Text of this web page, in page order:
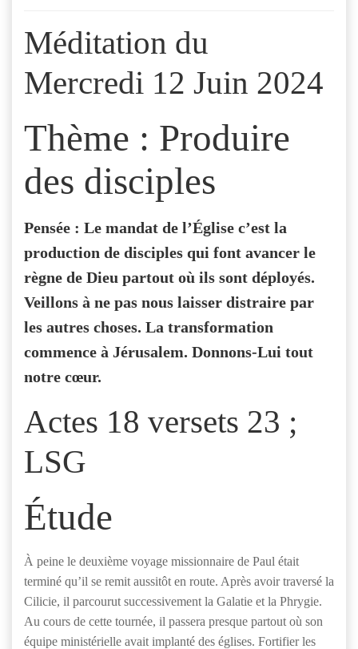
Méditation du
Mercredi 12 Juin 2024
Thème : Produire
des disciples
Pensée : Le mandat de l’Église c’est la
production de disciples qui font avancer le
règne de Dieu partout où ils sont déployés.
Veillons à ne pas nous laisser distraire par
les autres choses. La transformation
commence à Jérusalem. Donnons-Lui tout
notre cœur.
Actes 18 versets 23 ;
LSG
Étude
À peine le deuxième voyage missionnaire de Paul était
terminé qu’il se remit aussitôt en route. Après avoir traversé la
Cilicie, il parcourut successivement la Galatie et la Phrygie.
Au cours de cette tournée, il passera presque partout où son
équipe ministérielle avait implanté des églises. Fortifier les